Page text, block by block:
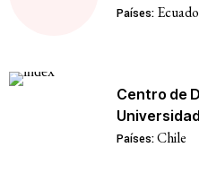
Países:
Centro de
Países:Chile